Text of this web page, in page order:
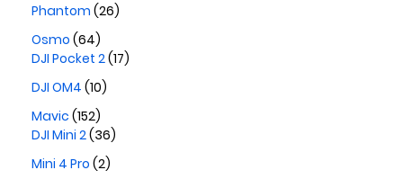
Phantom (26)
Osmo (64)
DJI Pocket 2(17)
DJI OM4 (10)
Mavic (152)
DJI Mini 2(36)
Mini 4 Pro (2)